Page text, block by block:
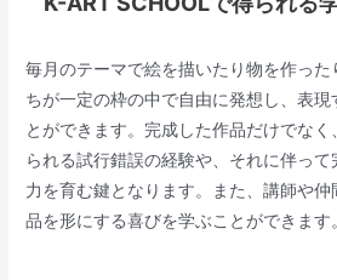
毎月のテーマで絵を描いたり物を作った
ちが一定の枠の中で自由に発想し、表現
とができます。完成した作品だけでな
られる試行錯誤の経験や、それに伴っ
力を育む鍵となります。また、講師や
品を形にする喜びを学ぶことができます